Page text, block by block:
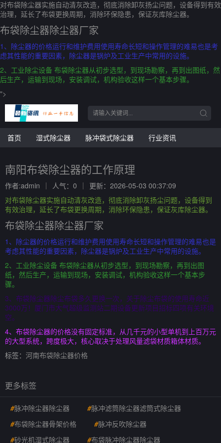
对布袋除尘器实施自动清灰改造，彻底消除卸灰扬尘问题，设备得到有效
治理，延长了布袋更换周期，消除环保隐患，保证灰库除尘器。
布袋除尘器除尘器厂家
1、除尘器的价格运行和维护费用使用寿命长短和操作管理的难易也是考
虑其性能的重要因素，除尘器是锅炉及工业生产中常用的设施。
2、工业除尘设备 布袋除尘器从初步选型，到现场勘察，再到出图纸，然
后生产，运输到现场，安装调试，机构验收这样一个基本步骤。
">
首页 湿式除尘器 脉冲袋式除尘器 行业资讯
南阳布袋除尘器的工作原理
作者:admin 人气：0
更新：2026-05-03 00:37:09
对布袋除尘器实施自动清灰改造，彻底消除卸灰扬尘问题，设备得到
有效治理，延长了布袋更换周期，消除环保隐患，保证灰库除尘器。
布袋除尘器除尘器厂家
1、除尘器的价格运行和维护费用使用寿命长短和操作管理的难易也是
考虑其性能的重要因素，除尘器是锅炉及工业生产中常用的设施。
2、工业除尘设备 布袋除尘器从初步选型，到现场勘察，再到出图
纸，然后生产，运输到现场，安装调试，机构验收这样一个基本步
骤。
3、布袋除尘器除尘布袋多久更换一次，关于除尘布袋的使用寿命近
3000万！厦门市大气超级监测站二期设备更新项目招标四项有关环境
空。
4、布袋除尘器的价格没有固定标准，从几千元的小型单机到上百万元
的大型系统，跨度极大，核心取决于处理风量滤袋材质箱体材质。
标签： 河南布袋除尘器价格
更多标签
#脉冲除尘器除尘器 #脉冲滤筒除尘器滤筒式除尘器
#布袋除尘器骨架价格 #脉冲反吹除尘器
#砂光机湿式除尘器 #布袋脉冲除尘器除尘器